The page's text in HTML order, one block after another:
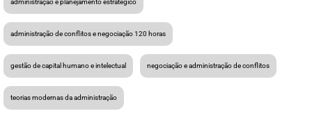
administração e planejamento estratégico
administração de conflitos e negociação 120 horas
gestão de capital humano e intelectual negociação e administração de conflitos
teorias modernas da administração